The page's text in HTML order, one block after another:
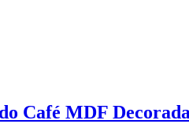
Café MDF Decorada